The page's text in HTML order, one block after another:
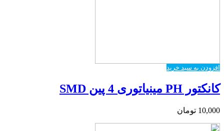
افزودن به سبد خرید
کانکتور PH مینیاتوری 4 پین SMD
10,000 تومان